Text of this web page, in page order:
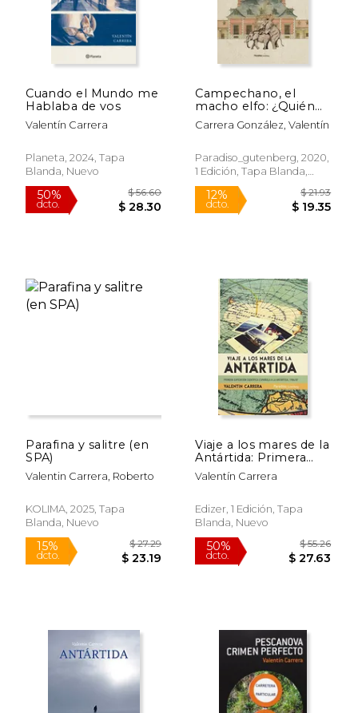
Cuando el Mundo me
Hablaba de vos
Valentín Carrera
Planeta, 2024, Tapa
Blanda, Nuevo
50%
dcto.
Campechano, el
macho elfo: ¿Quién
mató a la monarquía
española?
Carrera González, Valentín
Paradiso_gutenberg, 2020,
1 Edición, Tapa Blanda,
Nuevo
12%
dcto.
Parafina y salitre (en
SPA)
Valentin Carrera, Roberto
KOLIMA, 2025, Tapa
Blanda, Nuevo
Viaje a los mares de la
Antártida: Primera
expedición científica
española a la
Valentín Carrera
Edizer, 1 Edición, Tapa
Blanda, Nuevo
50%
dcto.